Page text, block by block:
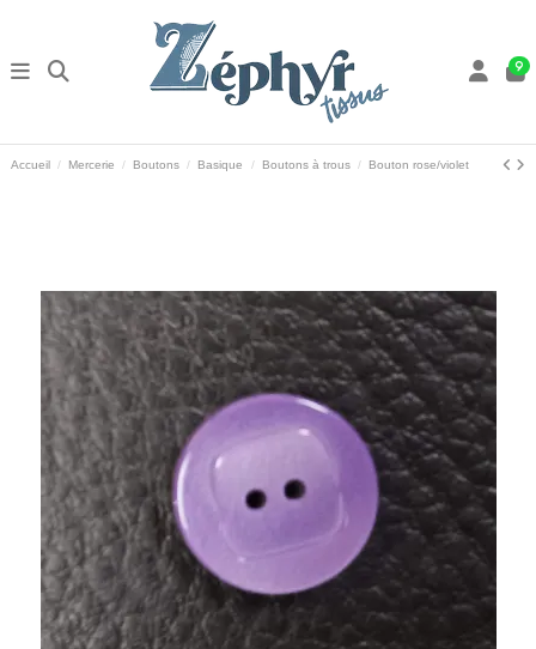
9
Accueil Mercerie Boutons Basique Boutons à trous Bouton rose/violet